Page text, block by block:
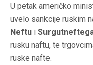
U petak američko
uvelo sankcije ruskim
Neftu i
rusku naftu, te
ruske nafte.